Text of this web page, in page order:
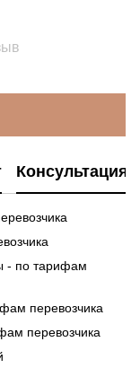
Консультация
- по тарифам
перевозчика
перевозчика